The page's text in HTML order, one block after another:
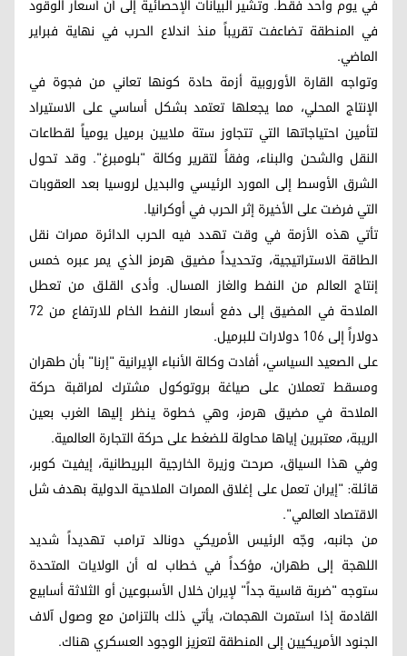
في يوم واحد فقط. وتشير البيانات الإحصائية إلى أن أسعار الوقود
في المنطقة تضاعفت تقريباً منذ اندلاع الحرب في نهاية فبراير
الماضي.
وتواجه القارة الأوروبية أزمة حادة كونها تعاني من فجوة في
الإنتاج المحلي، مما يجعلها تعتمد بشكل أساسي على الاستيراد
لتأمين احتياجاتها التي تتجاوز ستة ملايين برميل يومياً لقطاعات
النقل والشحن والبناء، وفقاً لتقرير وكالة "بلومبرغ". وقد تحول
الشرق الأوسط إلى المورد الرئيسي والبديل لروسيا بعد العقوبات
التي فرضت على الأخيرة إثر الحرب في أوكرانيا.
تأتي هذه الأزمة في وقت تهدد فيه الحرب الدائرة ممرات نقل
الطاقة الاستراتيجية، وتحديداً مضيق هرمز الذي يمر عبره خمس
إنتاج العالم من النفط والغاز المسال. وأدى القلق من تعطل
الملاحة في المضيق إلى دفع أسعار النفط الخام للارتفاع من 72
دولاراً إلى 106 دولارات للبرميل.
على الصعيد السياسي، أفادت وكالة الأنباء الإيرانية "إرنا" بأن طهران
ومسقط تعملان على صياغة بروتوكول مشترك لمراقبة حركة
الملاحة في مضيق هرمز، وهي خطوة ينظر إليها الغرب بعين
الريبة، معتبرين إياها محاولة للضغط على حركة التجارة العالمية.
وفي هذا السياق، صرحت وزيرة الخارجية البريطانية، إيفيت كوبر،
قائلة: "إيران تعمل على إغلاق الممرات الملاحية الدولية بهدف شل
الاقتصاد العالمي".
من جانبه، وجّه الرئيس الأمريكي دونالد ترامب تهديداً شديد
اللهجة إلى طهران، مؤكداً في خطاب له أن الولايات المتحدة
ستوجه "ضربة قاسية جداً" لإيران خلال الأسبوعين أو الثلاثة أسابيع
القادمة إذا استمرت الهجمات، يأتي ذلك بالتزامن مع وصول آلاف
الجنود الأمريكيين إلى المنطقة لتعزيز الوجود العسكري هناك.